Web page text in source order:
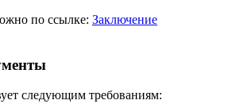
по ссылке: Заключение
следующим требованиям: